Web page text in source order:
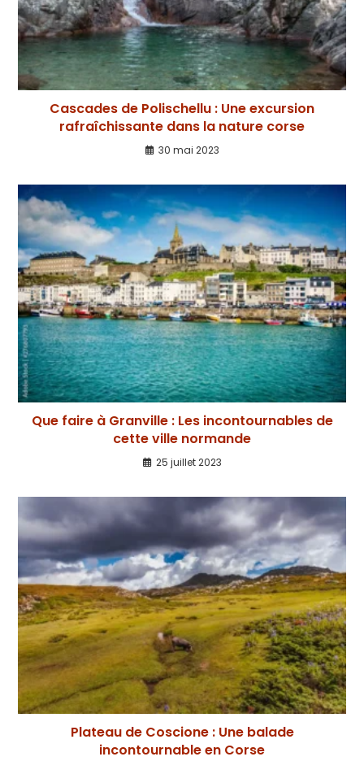
Cascades de Polischellu : Une excursion
rafraîchissante dans la nature corse
30 mai 2023
Que faire à Granville : Les incontournables de
cette ville normande
25 juillet 2023
Plateau de Coscione : Une balade
incontournable en Corse